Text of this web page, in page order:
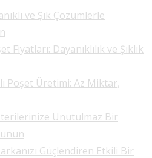
ve Şık Çözümlerle
Fiyatları: Dayanıklılık ve Şıklık
Poşet Üretimi: Az Miktar,
Unutulmaz Bir
Güçlendiren Etkili Bir